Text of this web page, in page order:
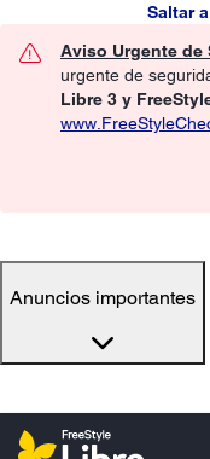
Saltar
Aviso Urgente de
urgente de
Libre 3 y
Anuncios importantes